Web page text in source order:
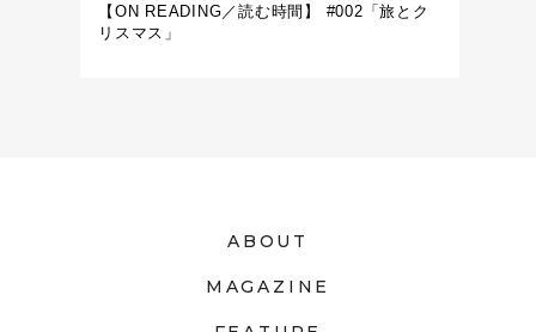
【ON READING／読む時間】 #002「旅とク
リスマス」
ABOUT
MAGAZINE